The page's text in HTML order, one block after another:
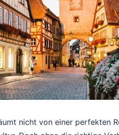
nicht von einer perfekten